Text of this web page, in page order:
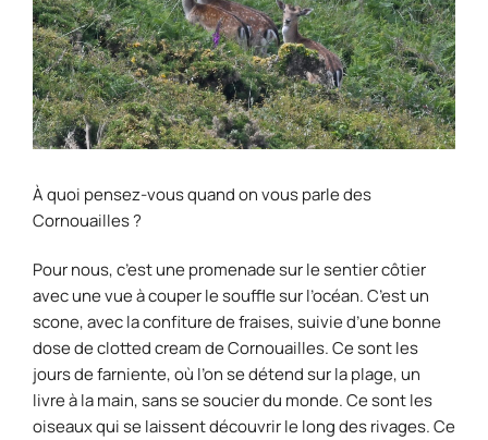
À quoi pensez-vous quand on vous parle des
Cornouailles ?
Pour nous, c’est une promenade sur le sentier côtier
avec une vue à couper le souffle sur l’océan. C’est un
scone, avec la confiture de fraises, suivie d’une bonne
dose de clotted cream de Cornouailles. Ce sont les
jours de farniente, où l’on se détend sur la plage, un
livre à la main, sans se soucier du monde. Ce sont les
oiseaux qui se laissent découvrir le long des rivages. Ce